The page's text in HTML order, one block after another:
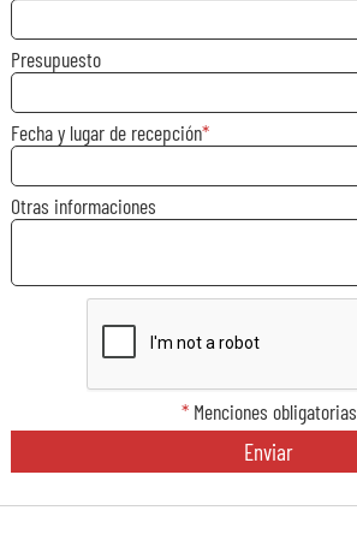
Presupuesto
Fecha y lugar de recepción
Otras informaciones
*Menciones obligatorias
Enviar